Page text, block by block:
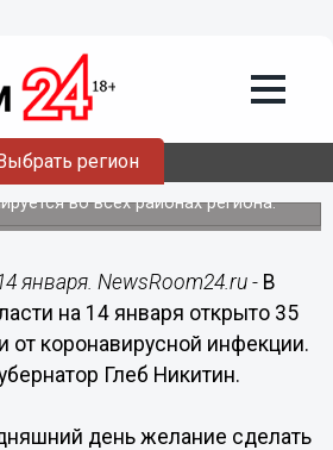
регион
пунктов
19 в
области
во всех районах региона.
января. NewsRoom24.ru - В
на 14 января открыто 35
от коронавирусной инфекции.
Глеб Никитин.
день желание сделать